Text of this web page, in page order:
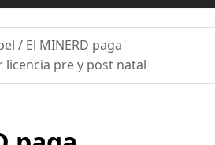
/ El MINERD paga
licencia pre y post natal